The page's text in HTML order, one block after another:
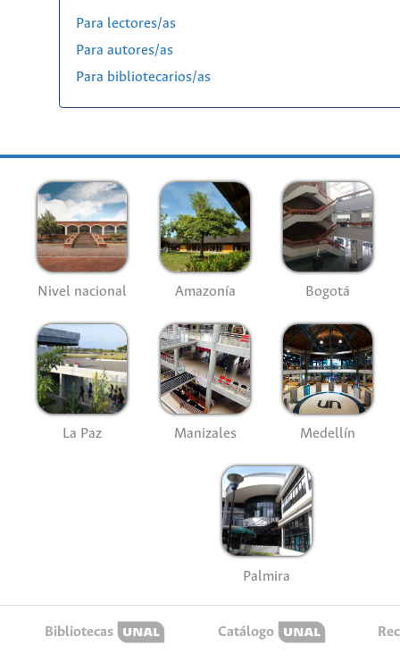
Para lectores/as
Para autores/as
Para bibliotecarios/as
Nivel nacional Amazonía Bogotá
La Paz Manizales Medellín
Palmira
Bibliotecas Catálogo